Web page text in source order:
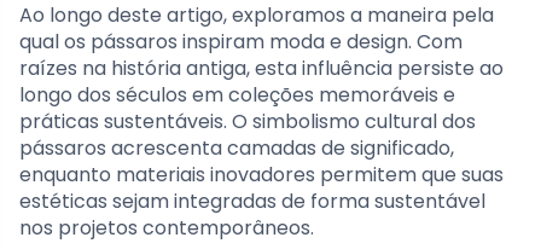
Ao longo deste artigo, exploramos a maneira pela
qual os pássaros inspiram moda e design. Com
raízes na história antiga, esta influência persiste ao
longo dos séculos em coleções memoráveis e
práticas sustentáveis. O simbolismo cultural dos
pássaros acrescenta camadas de significado,
enquanto materiais inovadores permitem que suas
estéticas sejam integradas de forma sustentável
nos projetos contemporâneos.